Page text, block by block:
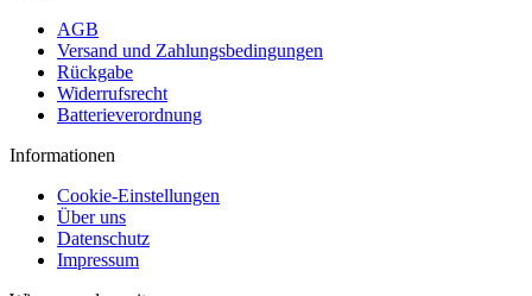
AGB
Versand und Zahlungsbedingungen
Rückgabe
Widerrufsrecht
Batterieverordnung
Informationen
Cookie-Einstellungen
Über uns
Datenschutz
Impressum